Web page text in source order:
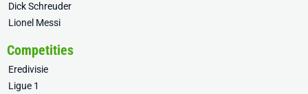
Dick Schreuder
Lionel Messi
Competities
Eredivisie
Ligue 1